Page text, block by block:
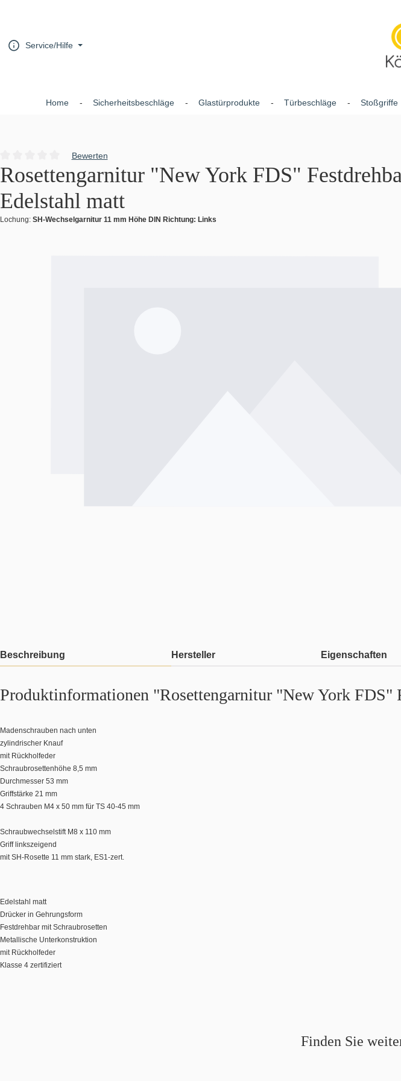
Service/Hilfe
Home Sicherheitsbeschläge Glastürprodukte Türbeschläge Stoßgriffe
Durchschnittliche Bewertung von 0 von 5 Sternen
Bewerten
Rosettengarnitur "New York FDS"
Edelstahl matt
Lochung: SH-Wechselgarnitur 11 mm Höhe DIN Richtung: Links
Beschreibung Hersteller Eigenschaften
Produktinformationen "Rosettengarnitur "New York FDS"
Madenschrauben nach unten
zylindrischer Knauf
mit Rückholfeder
Schraubrosettenhöhe 8,5 mm
Durchmesser 53 mm
Griffstärke 21 mm
4 Schrauben M4 x 50 mm für TS 40-45 mm
Schraubwechselstift M8 x 110 mm
Griff linkszeigend
mit SH-Rosette 11 mm stark, ES1-zert.
Edelstahl matt
Drücker in Gehrungsform
Festdrehbar mit Schraubrosetten
Metallische Unterkonstruktion
mit Rückholfeder
Klasse 4 zertifiziert
Finden Sie